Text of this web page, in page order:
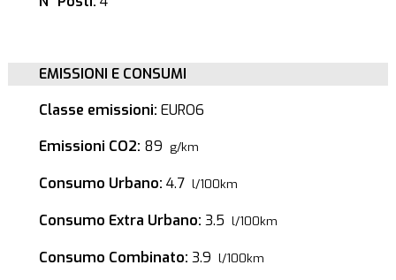
EMISSIONI E CONSUMI
Classe emissioni: EURO6
Emissioni CO2: 89 g/km
Consumo Urbano: 4.7 l/100km
Consumo Extra Urbano: 3.5 l/100km
Consumo Combinato: 3.9 l/100km